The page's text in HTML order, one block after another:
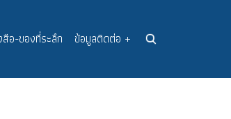
สือ-ของที่ระลึก ข้อมูลติดต่อ +